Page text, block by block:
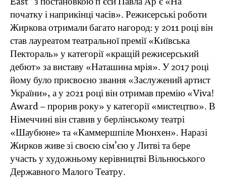
East“ з постановкою п’єси Павла Ар’є «На
початку і наприкінці часів». Режисерські роботи
Жиркова отримали багато нагород: у 2011 році він
став лауреатом театральної премії «Київська
Пектораль» у категорії «кращій режисерський
дебют» за виставу «Наташина мрія». У 2017 році
йому було присвоєно звання «Заслужений артист
України», а у 2021 році він отримав премію «Viva!
Award – прорив року» у категорії «мистецтво». В
Німеччині він ставив у берлінському театрі
«Шаубюне» та «Каммершпіле Мюнхен». Наразі
Жирков живе зі своєю сім’єю у Литві та бере
участь у художньому керівництві Вільнюського
Державного Малого Театру.